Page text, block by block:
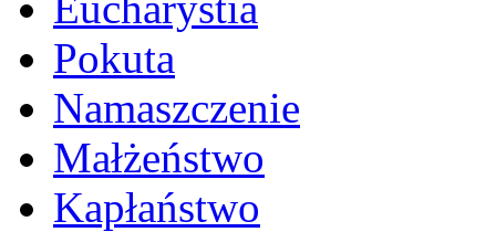
Pokuta
Namaszczenie
Małżeństwo
Kapłaństwo